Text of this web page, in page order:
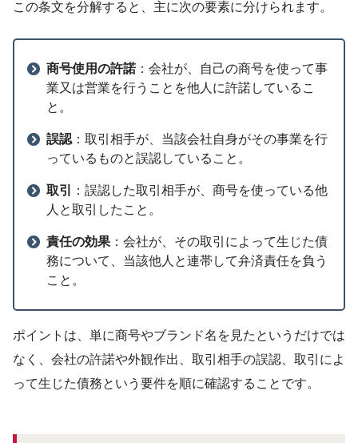
この条文を分解すると、主に次の要素に分けられます。
商号使用の許諾：会社が、自己の商号を使って事
業又は営業を行うことを他人に許諾しているこ
と。
誤認 ：取引相手が、当該会社自身がその事業を行
っているものと誤認していること。
取引
：誤認した取引相手が、商号を使っている他
人と取引したこと。
責任の効果 ：会社が、その取引によって生じた債
務について、当該他人と連帯して弁済責任を負う
こと。
ポイントは、単に商号やブランド名を見たというだけでは
なく、会社の許諾や外観作出、取引相手の誤認、取引によ
って生じた債務という要件を順に確認することです。